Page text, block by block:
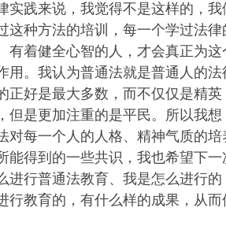
实践来说，我觉得不是这样的，
这种方法的培训，每一个学过法
有着健全心智的人，才会真正为
用。我认为普通法就是普通人的
正好是最大多数，而不仅仅是精
但是更加注重的是平民。所以我
对每一个人的人格、精神气质的
能得到的一些共识，我也希望下
进行普通法教育、我是怎么进行
行教育的，有什么样的成果，从